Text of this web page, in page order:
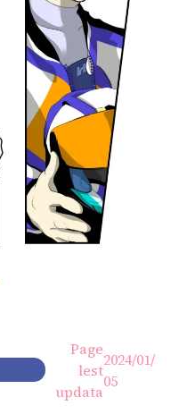
Page
lest
updata
2024/01/
05